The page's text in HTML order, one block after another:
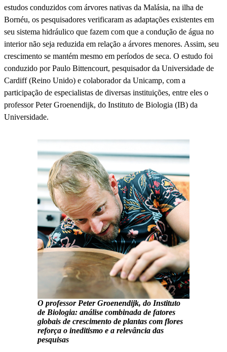
estudos conduzidos com árvores nativas da Malásia, na ilha de
Bornéu, os pesquisadores verificaram as adaptações existentes em
seu sistema hidráulico que fazem com que a condução de água no
interior não seja reduzida em relação a árvores menores. Assim, seu
crescimento se mantém mesmo em períodos de seca. O estudo foi
conduzido por Paulo Bittencourt, pesquisador da Universidade de
Cardiff (Reino Unido) e colaborador da Unicamp, com a
participação de especialistas de diversas instituições, entre eles o
professor Peter Groenendijk, do Instituto de Biologia (IB) da
Universidade.
O professor Peter Groenendijk, do Instituto
de Biologia: análise combinada de fatores
globais de crescimento de plantas com flores
reforça o ineditismo e a relevância das
pesquisas